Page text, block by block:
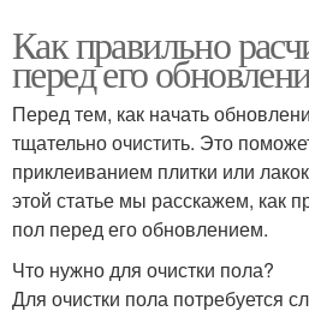
Как правильно
перед его
Перед тем, как начать
тщательно очистить. Это
приклеиванием плитки или
этой статье мы расскажем, как
пол перед его обновлением.
Что нужно для очистки пола?
Для очистки пола потребуется